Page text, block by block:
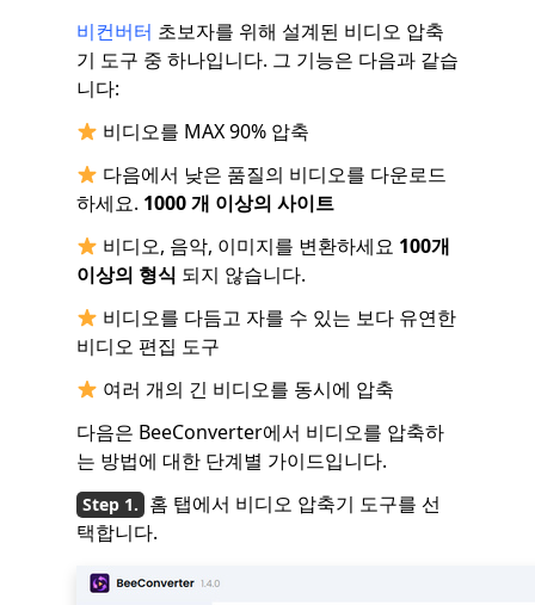
비컨버터 초보자를 위해 설계된 비디오 압축
기 도구 중 하나입니다. 그 기능은 다음과 같습
니다:
비디오를 MAX 90% 압축
다음에서 낮은 품질의 비디오를 다운로드
하세요. 1000 개 이상의 사이트
비디오, 음악, 이미지를 변환하세요 100개
이상의 형식 되지 않습니다.
비디오를 다듬고 자를 수 있는 보다 유연한
비디오 편집 도구
여러 개의 긴 비디오를 동시에 압축
다음은 BeeConverter에서 비디오를 압축하
는 방법에 대한 단계별 가이드입니다.
홈 탭에서 비디오 압축기 도구를 선
택합니다.